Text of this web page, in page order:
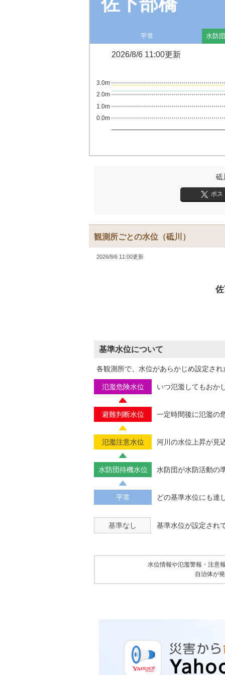
平常 水防
2026/8/6 11:00更新
0.0m
1.0m
2.0m
3.0m
砥
ポス
観測所ごとの水位 （砥川）
2026/8/6 11:00更新
基準水位について
各観測所で、水位があらかじめ設定さ
氾濫危険水位 いつ氾濫してもおか
避難判断水位 一定時間後に氾濫の
氾濫注意水位 河川の水位上昇が見
水防団待機水位 水防団が水防活動の
平常 どの基準水位にも達
基準なし 基準水位が設定され
水位情報や氾濫警報・注意
自治体が